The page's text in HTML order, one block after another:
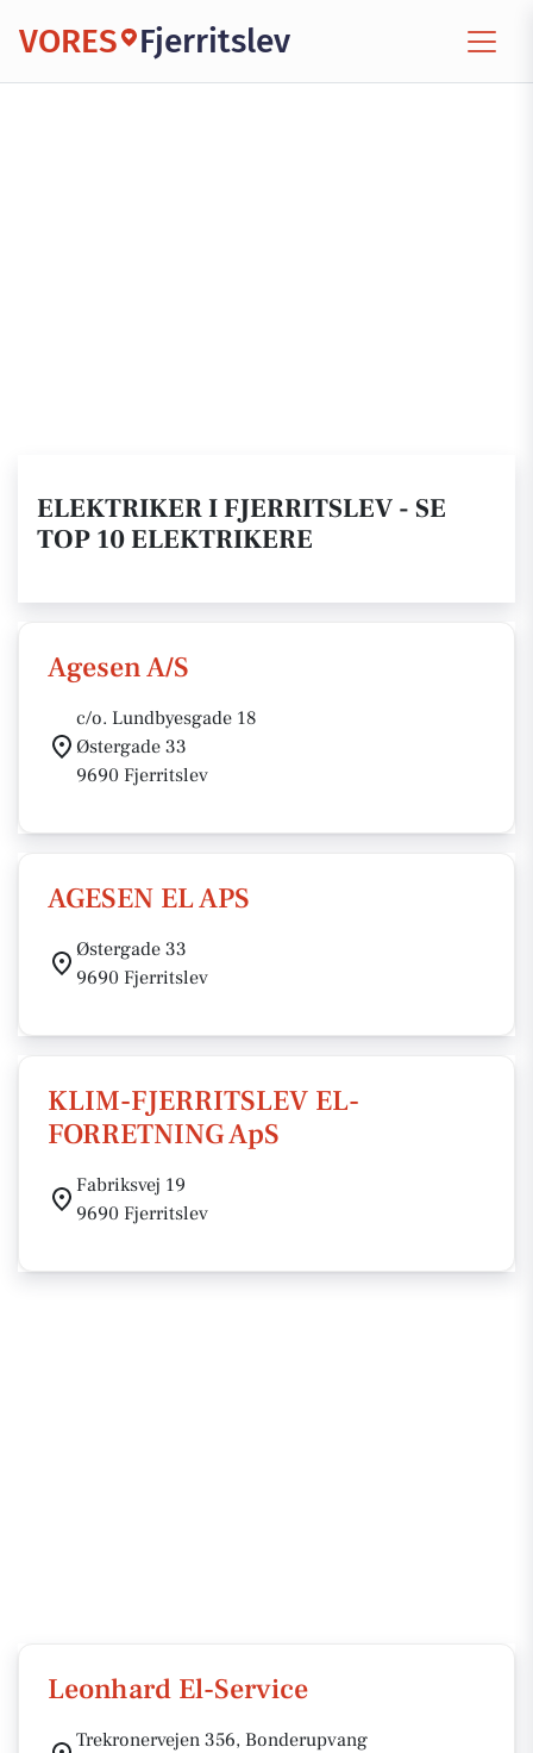
VORES Fjerritslev
ELEKTRIKER I FJERRITSLEV - SE
TOP 10 ELEKTRIKERE
Agesen A/S
c/o. Lundbyesgade 18
Østergade 33
9690 Fjerritslev
AGESEN EL APS
Østergade 33
9690 Fjerritslev
KLIM-FJERRITSLEV EL-
FORRETNING ApS
Fabriksvej 19
9690 Fjerritslev
Leonhard El-Service
Trekronervejen 356, Bonderupvang